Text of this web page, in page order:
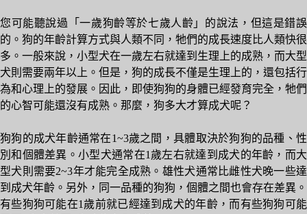
您可能聽說過「一歲狗齡等於七歲人齡」的說法，但這是錯誤
的。狗的年齡計算方式與人類不同，牠們的成長速度比人類快很
多。一般來說，小型犬在一歲左右就達到生理上的成熟，而大型
犬則需要兩年以上。但是，狗的成長不僅是生理上的，還包括行
為和心理上的發展。因此，即使狗狗的身體已經發育完全，牠們
的心智可能還沒有成熟。那麼，狗多大才算成犬呢？
狗狗的成犬年齡通常在1~3歲之間，具體取決於狗狗的品種、性
別和個體差異。小型犬通常在1歲左右就達到成犬的年齡，而大
型犬則需要2~3年才能完全成熟。雄性犬通常比雌性犬晚一些達
到成犬年齡。另外，同一品種的狗狗，個體之間也會存在差異。
有些狗狗可能在1歲前就已經達到成犬的年齡，而有些狗狗可能